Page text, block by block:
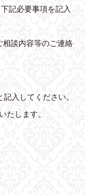
記必要事項を記入
相談内容等のご連絡
記入してください。
たします。